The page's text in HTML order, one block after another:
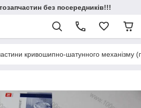
без посередників!!!
кривошипно-шатунного механізму